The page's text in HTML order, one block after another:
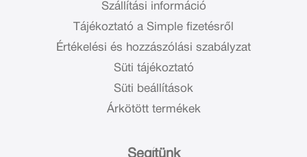
Szállítási információ
Tájékoztató a Simple fizetésről
Értékelési és hozzászólási szabályzat
Süti tájékoztató
Süti beállítások
Árkötött termékek
Segítünk